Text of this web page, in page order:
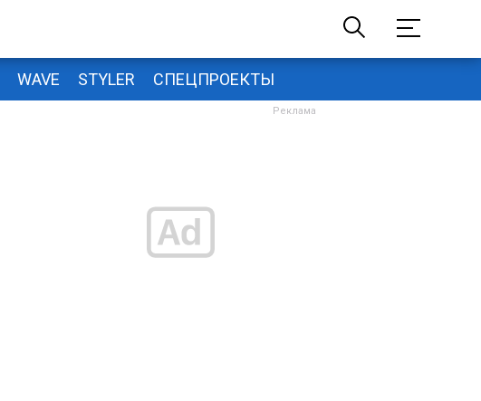
WAVE STYLER СПЕЦПРОЕКТЫ